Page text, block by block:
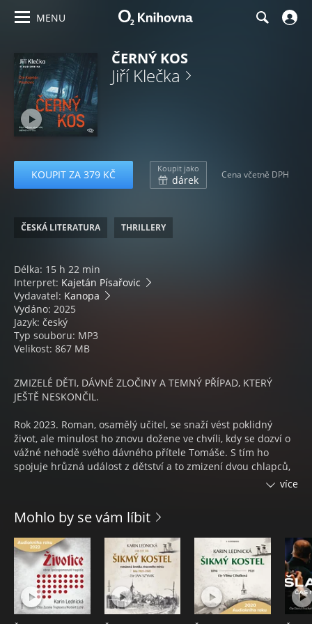
MENU
ČERNÝ KOS
Jiří Klečka
KOUPIT ZA 379 KČ Koupit jako
dárek Cena včetně DPH
ČESKÁ LITERATURA THRILLERY
Délka: 15 h 22 min
Interpret: Kajetán Písařovic
Vydavatel: Kanopa
Vydáno: 2025
Jazyk: český
Typ souboru: MP3
Velikost: 867 MB
ZMIZELÉ DĚTI, DÁVNÉ ZLOČINY A TEMNÝ PŘÍPAD, KTERÝ
JEŠTĚ NESKONČIL.
Rok 2023. Roman, osamělý učitel, se snaží vést poklidný
život, ale minulost ho znovu dožene ve chvíli, kdy se dozví o
vážné nehodě svého dávného přítele Tomáše. S tím ho
spojuje hrůzná událost z dětství a to zmizení dvou chlapců,
kteří se nikdy nenašli. Krátce po nehodě mizí další dítě,
Do případu se nečekaně pouští i Alexandr Patera, bývalý
kriminalista, jehož život tragicky ovlivnilo právě tehdejší
zmizení dětí. Patera i Roman se nezávisle na sobě vydávají
po stopách, které je zavedou hluboko do minulosti. Do doby,
kdy se zlo teprve rodilo a nikdo si jeho existenci nechtěl
připustit.
více
Mohlo by se vám líbit